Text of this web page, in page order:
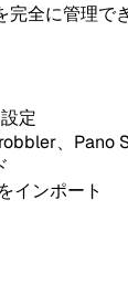
全に管理で
定
、Pano
インポート